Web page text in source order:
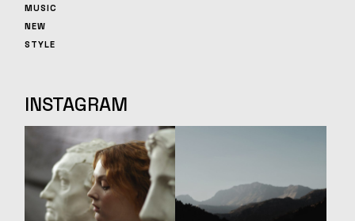
MUSIC
NEW
STYLE
INSTAGRAM